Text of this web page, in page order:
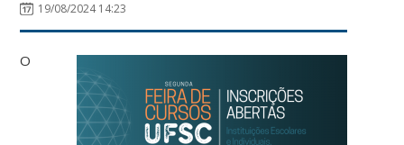
19/08/2024 14:23
O